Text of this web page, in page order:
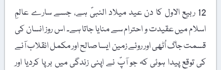
12 ربیع الاول کا دن عید میلاد النبیؐ ہے، جسے سارے عالمِ
اسلام میں عقیدت و احترام سے منایا جاتا ہے۔ اس روز انسان کی
قسمت جاگ اُٹھی اور روئے زمین ایسا صالح اور مکمل انقلاب آنے
کی توقع پیدا ہوئی کہ جو آپؐ نے اپنی زندگی میں برپا کردیا اور